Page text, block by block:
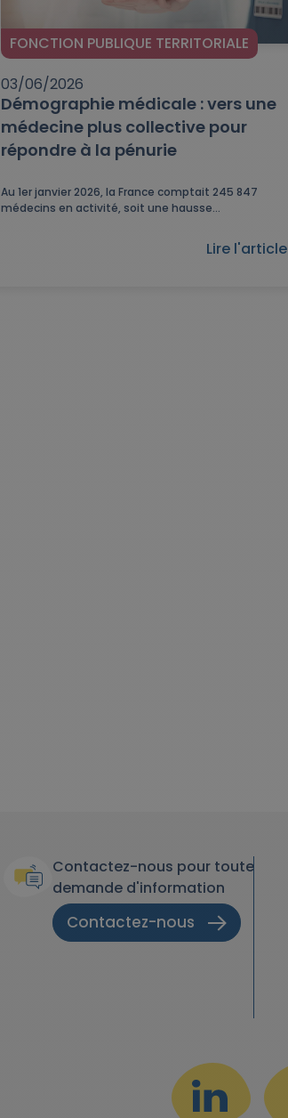
FONCTION PUBLIQUE TERRITORIALE
03/06/2026
Démographie médicale : vers une
médecine plus collective pour
répondre à la pénurie
Au 1er janvier 2026, la France comptait 245 847
médecins en activité, soit une hausse...
Lire l'article
Contactez-nous pour toute
demande d'information
Contactez-nous